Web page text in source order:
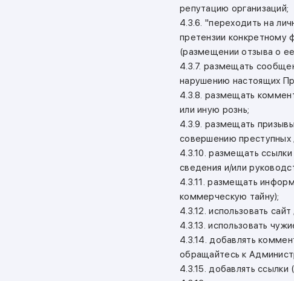
репутацию организаций;
4.3.6. "переходить на
претензии конкретному
(размещении отзыва о
4.3.7. размещать
нарушению настоящих
4.3.8. размещать
или иную рознь;
4.3.9. размещать
совершению преступных
4.3.10. размещать
сведения и/или
4.3.11. размещать
коммерческую тайну);
4.3.12. использовать
4.3.13. использовать
4.3.14. добавлять
обращайтесь к
4.3.15. добавлять